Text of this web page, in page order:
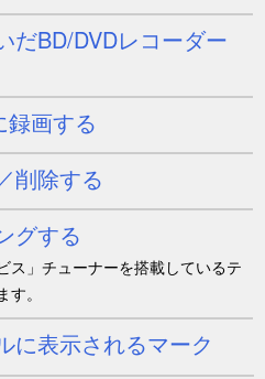
だBD/DVDレコーダー
画する
削除する
グする
ス」チューナーを搭載しているテ
。
に表示されるマーク